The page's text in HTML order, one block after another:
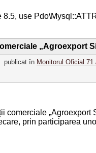
use
„Agroexport
publicat în Monitorul Oficial 71
„Agroexport
prin participarea